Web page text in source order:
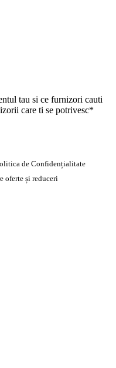
tau si ce furnizori cauti
care ti se potrivesc*
de Confidențialitate
oferte și reduceri